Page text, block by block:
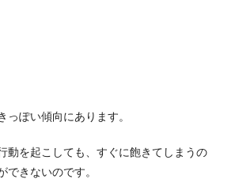
っぽい傾向にあります。
動を起こしても、すぐに飽きてしまうの
できないのです。